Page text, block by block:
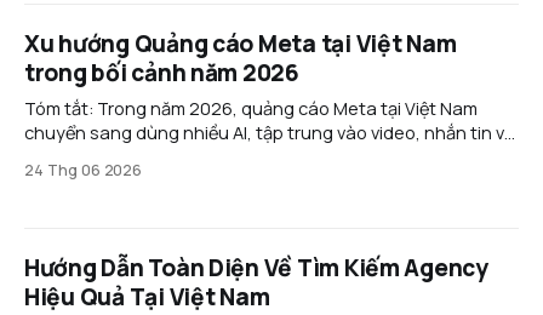
Xu hướng Quảng cáo Meta tại Việt Nam
trong bối cảnh năm 2026
Tóm tắt: Trong năm 2026, quảng cáo Meta tại Việt Nam
chuyển sang dùng nhiều AI, tập trung vào video, nhắn tin và
bám sát chính sách và mở rộng sang các nền tảng mới như
24 Thg 06 2026
Hướng Dẫn Toàn Diện Về Tìm Kiếm Agency
Hiệu Quả Tại Việt Nam